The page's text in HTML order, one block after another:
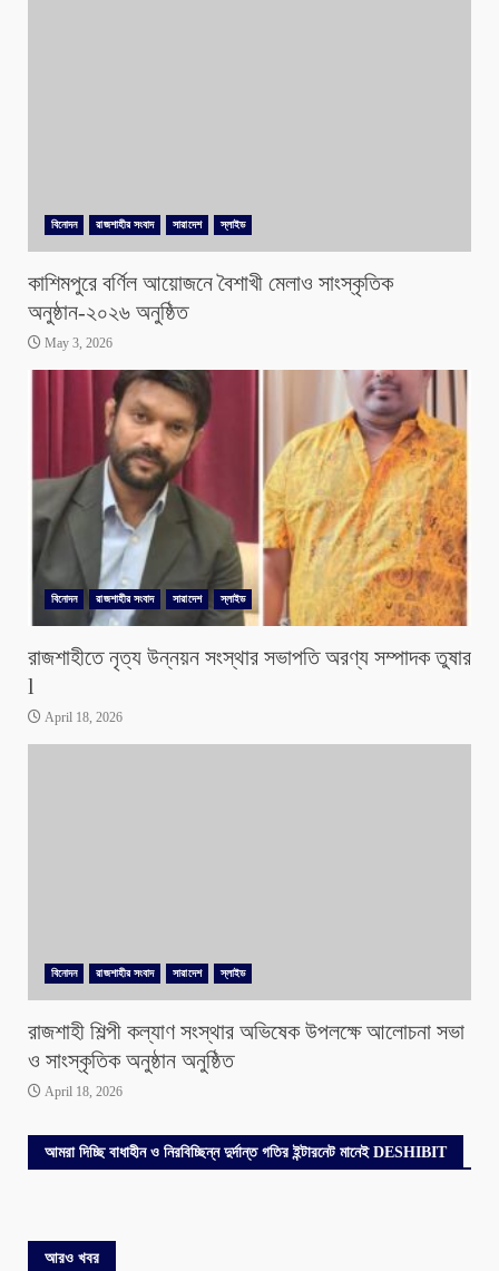
বিনোদন রাজশাহীর সংবাদ সারাদেশ স্লাইড
কাশিমপুরে বর্ণিল আয়োজনে বৈশাখী মেলাও সাংস্কৃতিক
অনুষ্ঠান-২০২৬ অনুষ্ঠিত
May 3, 2026
বিনোদন রাজশাহীর সংবাদ সারাদেশ স্লাইড
রাজশাহীতে নৃত্য উন্নয়ন সংস্থার সভাপতি অরণ্য সম্পাদক তুষার
l
April 18, 2026
বিনোদন রাজশাহীর সংবাদ সারাদেশ স্লাইড
রাজশাহী শিল্পী কল্যাণ সংস্থার অভিষেক উপলক্ষে আলোচনা সভা
ও সাংস্কৃতিক অনুষ্ঠান অনুষ্ঠিত
April 18, 2026
আমরা দিচ্ছি বাধাহীন ও নিরবিচ্ছিন্ন দুর্দান্ত গতির ইন্টারনেট মানেই DESHIBIT
আরও খবর